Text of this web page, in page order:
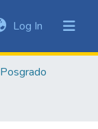
Log In (current)
Posgrado